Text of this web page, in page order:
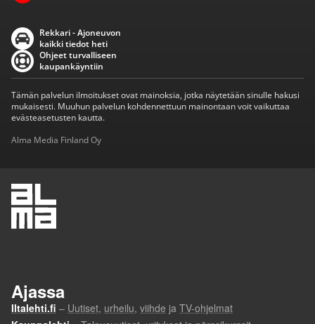
Rekkari - Ajoneuvon
kaikki tiedot heti
Ohjeet turvalliseen
kaupankäyntiin
Tämän palvelun ilmoitukset ovat mainoksia, jotka näytetään sinulle hakusi
mukaisesti. Muuhun palvelun kohdennettuun mainontaan voit vaikuttaa
evästeasetusten kautta.
Alma Media Finland Oy